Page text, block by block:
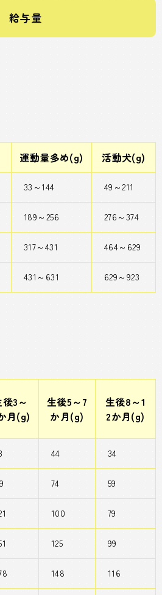
給与量
運動量多め(g) 活動犬(g)
33～144 49～211
189～256 276～374
317～431 464～629
431～631 629～923
3～
月(g)
生後5～7
か月(g)
生後8～1
2か月(g)
44 34
74 59
100 79
125 99
148 116